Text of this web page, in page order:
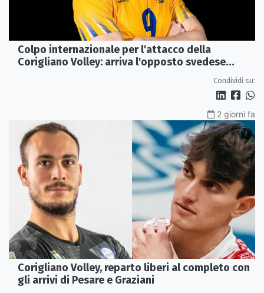
Colpo internazionale per l'attacco della
Corigliano Volley: arriva l'opposto svedese
Condividi su:
2 giorni fa
Corigliano Volley, reparto liberi al completo con
gli arrivi di Pesare e Graziani